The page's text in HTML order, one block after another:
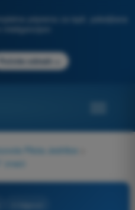
priprema za ispit, poboljšana
Počnite odmah
Pilota Jedrilice